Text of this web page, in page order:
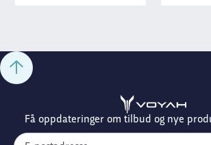
Få oppdateringer om tilbud og nye